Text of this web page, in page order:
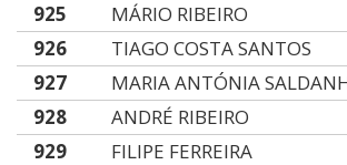
925
MÁRIO RIBEIRO
926
TIAGO COSTA SANTOS
927
MARIA ANTÓNIA
928
ANDRÉ RIBEIRO
929
FILIPE FERREIRA